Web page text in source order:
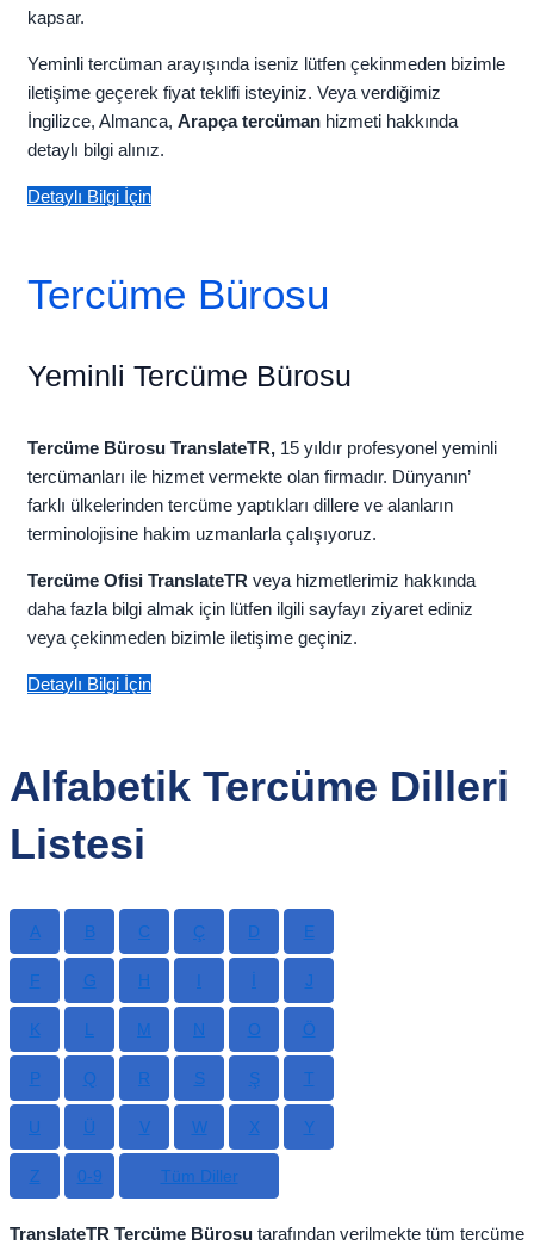
kapsar.
Yeminli tercüman arayışında iseniz lütfen çekinmeden bizimle
iletişime geçerek fiyat teklifi isteyiniz. Veya verdiğimiz
İngilizce, Almanca, Arapça tercüman hizmeti hakkında
detaylı bilgi alınız.
Detaylı Bilgi İçin
Tercüme Bürosu
Yeminli Tercüme Bürosu
Tercüme Bürosu TranslateTR, 15 yıldır profesyonel yeminli
tercümanları ile hizmet vermekte olan firmadır. Dünyanın’
farklı ülkelerinden tercüme yaptıkları dillere ve alanların
terminolojisine hakim uzmanlarla çalışıyoruz.
Tercüme Ofisi TranslateTR veya hizmetlerimiz hakkında
daha fazla bilgi almak için lütfen ilgili sayfayı ziyaret ediniz
veya çekinmeden bizimle iletişime geçiniz.
Detaylı Bilgi İçin
Alfabetik Tercüme Dilleri
Listesi
A B C Ç D E
F G H I İ J
K L M N O Ö
P Q R S Ş T
U Ü V W X Y
Z 0-9 Tüm Diller
TranslateTR Tercüme Bürosu tarafından verilmekte tüm tercüme